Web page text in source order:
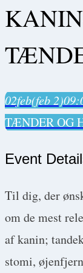
02feb(feb 2)
TÆNDER OG
Event
Til dig, der
om de mest
af kanin;
stomi,